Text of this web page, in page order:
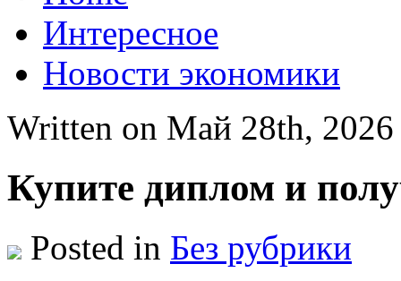
Интересное
Новости экономики
Written on Май 28th,
Купите диплом и
Posted in Без рубрики